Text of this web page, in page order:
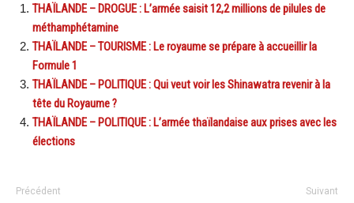
THAÏLANDE – DROGUE : L’armée saisit 12,2 millions de pilules de
méthamphétamine
THAÏLANDE – TOURISME : Le royaume se prépare à accueillir la
Formule 1
THAÏLANDE – POLITIQUE : Qui veut voir les Shinawatra revenir à la
tête du Royaume ?
THAÏLANDE – POLITIQUE : L’armée thaïlandaise aux prises avec les
élections
Précédent Suivant